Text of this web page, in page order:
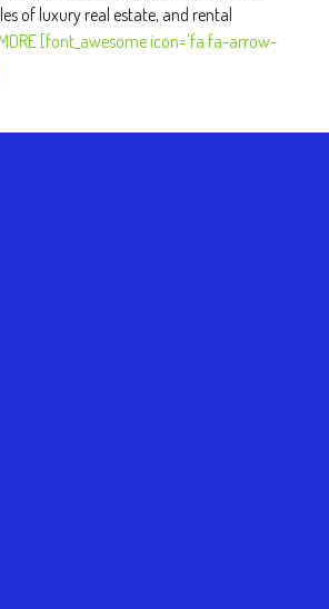
of luxury real estate, and rental
[font_awesome icon='fa fa-arrow-